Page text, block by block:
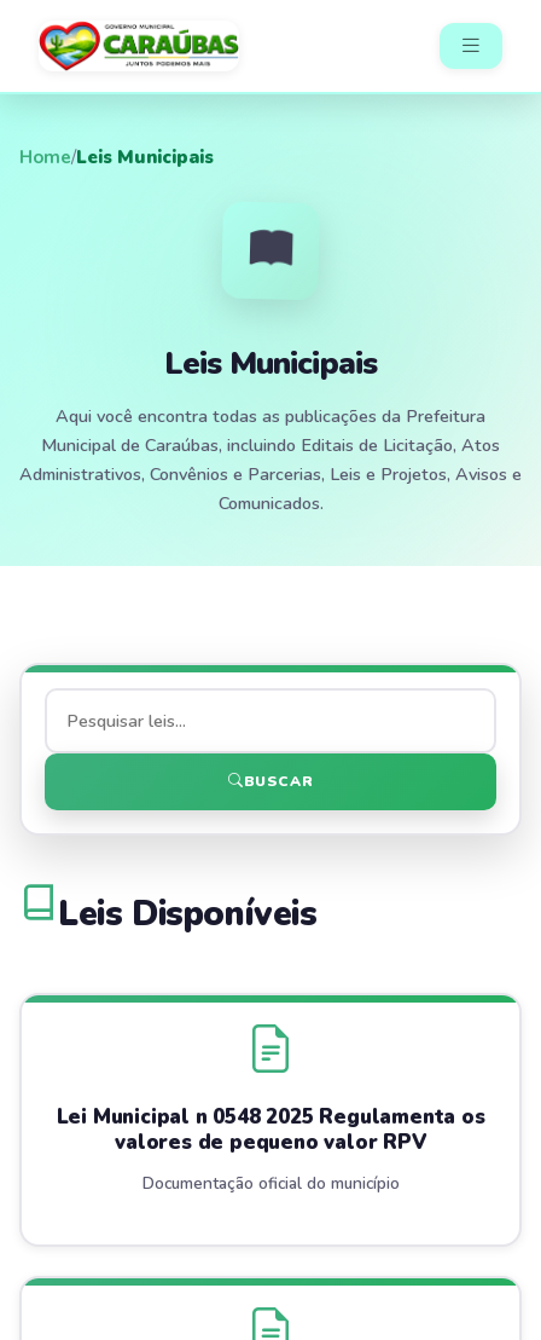
Home/Leis Municipais
Leis Municipais
Aqui você encontra todas as publicações da Prefeitura
Municipal de Caraúbas, incluindo Editais de Licitação, Atos
Administrativos, Convênios e Parcerias, Leis e Projetos, Avisos e
Comunicados.
BUSCAR
Leis Disponíveis
Lei Municipal n 0548 2025 Regulamenta os
valores de pequeno valor RPV
Documentação oficial do município